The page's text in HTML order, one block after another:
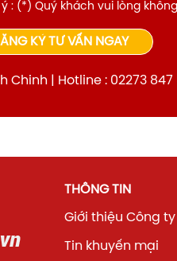
ý : (*) Quý khách vui lòng
KÝ TƯ VẤN NGAY
Chinh | Hotline : 02273 847
THÔNG TIN
Giới thiệu Công ty
Tin khuyến mại